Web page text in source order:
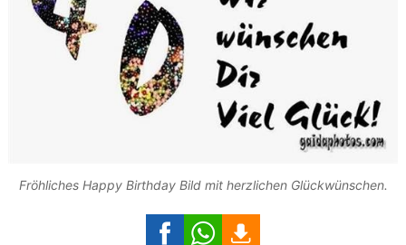
Fröhliches Happy Birthday Bild mit herzlichen Glückwünschen.